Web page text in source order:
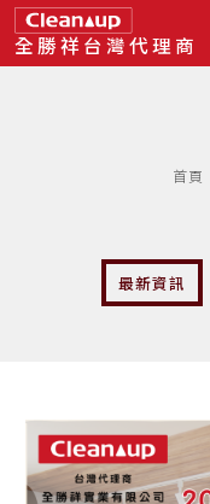
全勝祥台灣代理商
首頁
最新資訊